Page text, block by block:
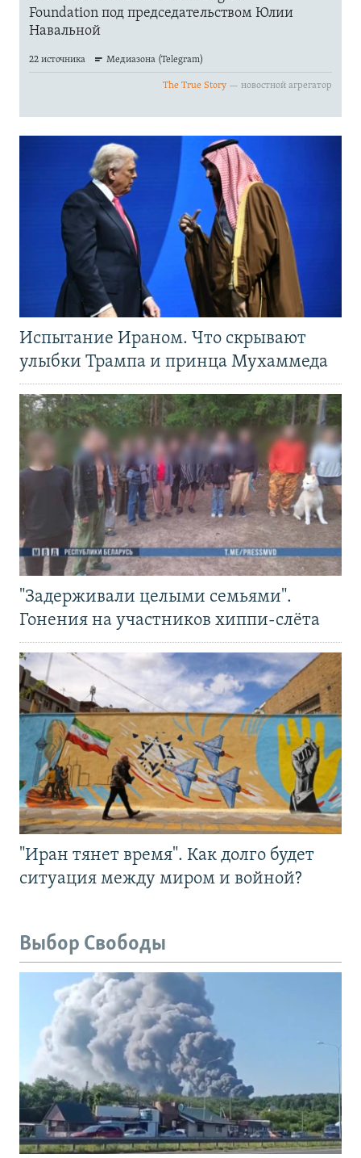
Испытание Ираном. Что скрывают
улыбки Трампа и принца Мухаммеда
"Задерживали целыми семьями".
Гонения на участников хиппи-слёта
"Иран тянет время". Как долго будет
ситуация между миром и войной?
Выбор Свободы